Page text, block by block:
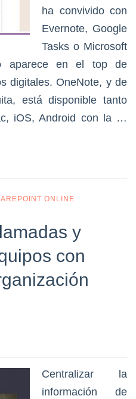
ha convivido con
Evernote, Google
Tasks o Microsoft
aparece en el top de
digitales. OneNote, y de
está disponible tanto
iOS, Android con la …
ONLINE
y
con
Centralizar la
información de